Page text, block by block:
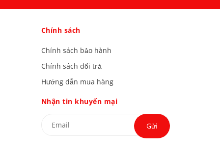
Chính sách
Chính sách bảo hành
Chính sách đổi trả
Hướng dẫn mua hàng
Nhận tin khuyến mại
Gửi